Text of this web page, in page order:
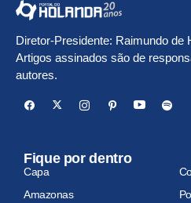
Diretor-Presidente: Raimundo de
Artigos assinados são de
autores.
Fique por dentro
Capa
Amazonas